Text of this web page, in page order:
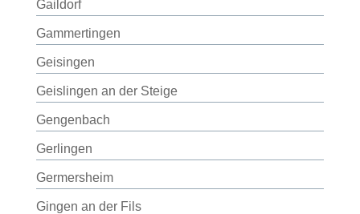
Gaildorf
Gammertingen
Geisingen
Geislingen an der Steige
Gengenbach
Gerlingen
Germersheim
Gingen an der Fils